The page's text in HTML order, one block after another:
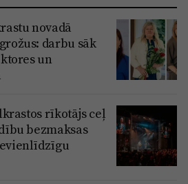
novadā
darbu sāk
un
rīkotājs ceļ
bezmaksas